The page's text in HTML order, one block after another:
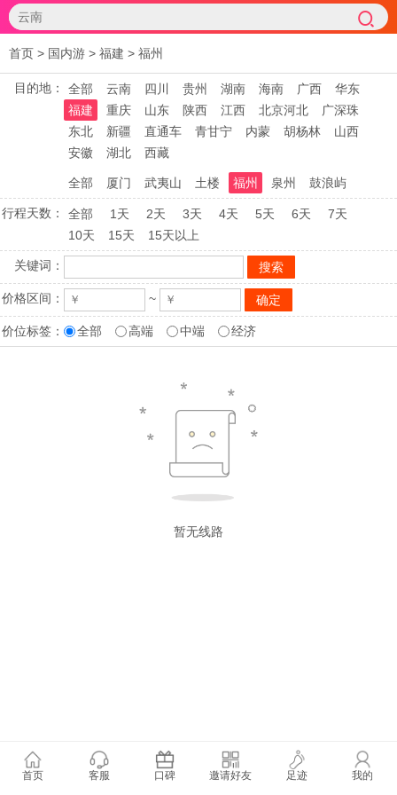
首页 > 国内游 > 福建 > 福州
目的地： 全部 云南 四川 贵州 湖南 海南 广西
华东
福建
重庆 山东 陕西 江西 北京河北
广深珠
东北
新疆 直通车 青甘宁 内蒙 胡杨林
山西
安徽
湖北 西藏
全部 厦门 武夷山 土楼 福州 泉州 鼓浪屿
行程天数： 全部 1天 2天 3天 4天 5天 6天
7天
10天
15天 15天以上
关键词：
价格区间： ~
价位标签： 全部 高端 中端 经济
暂无线路
首页 客服 口碑 邀请好友 足迹 我的